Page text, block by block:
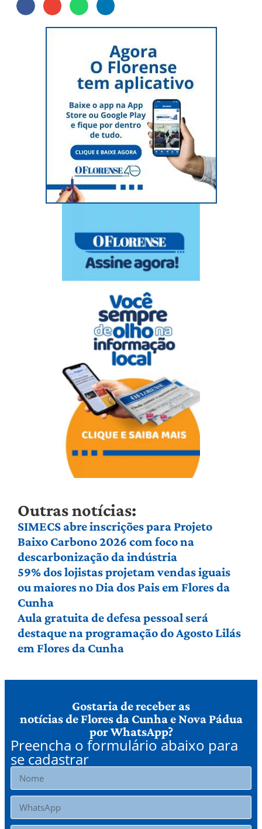
Outras notícias:
SIMECS abre inscrições para Projeto
Baixo Carbono 2026 com foco na
descarbonização da indústria
59% dos lojistas projetam vendas iguais
ou maiores no Dia dos Pais em Flores da
Cunha
Aula gratuita de defesa pessoal será
destaque na programação do Agosto Lilás
em Flores da Cunha
Gostaria de receber as
notícias de Flores da Cunha e Nova Pádua
por WhatsApp?
Preencha o formulário abaixo para
se cadastrar